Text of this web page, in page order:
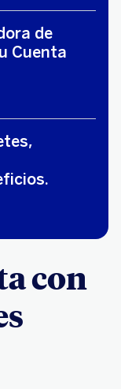
de
Cuenta
con